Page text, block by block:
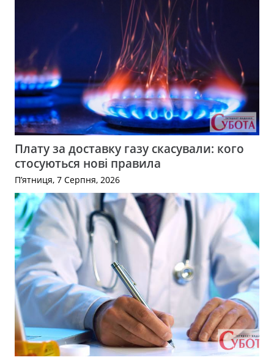
Плату за доставку газу скасували: кого
стосуються нові правила
П’ятниця, 7 Серпня, 2026